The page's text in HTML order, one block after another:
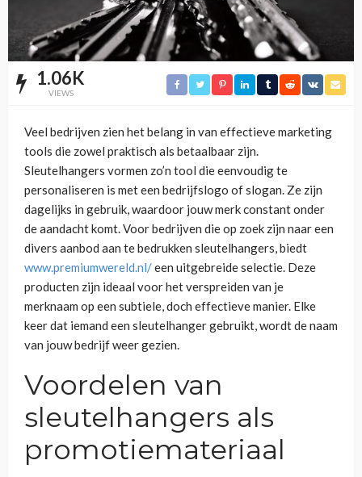
1.06K
VIEWS
Veel bedrijven zien het belang in van effectieve marketing
tools die zowel praktisch als betaalbaar zijn.
Sleutelhangers vormen zo’n tool die eenvoudig te
personaliseren is met een bedrijfslogo of slogan. Ze zijn
dagelijks in gebruik, waardoor jouw merk constant onder
de aandacht komt. Voor bedrijven die op zoek zijn naar een
divers aanbod aan te bedrukken sleutelhangers, biedt
www.premiumwereld.nl/een uitgebreide selectie. Deze
producten zijn ideaal voor het verspreiden van je
merknaam op een subtiele, doch effectieve manier. Elke
keer dat iemand een sleutelhanger gebruikt, wordt de naam
van jouw bedrijf weer gezien.
Voordelen van
sleutelhangers als
promotiemateriaal